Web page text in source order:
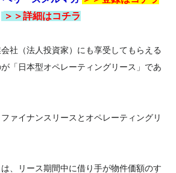
＞＞詳細はコチラ
社（法人投資家）にも享受してもらえる
「日本型オペレーティングリース」であ
ァイナンスリースとオペレーティングリ
、リース期間中に借り手が物件価額のす